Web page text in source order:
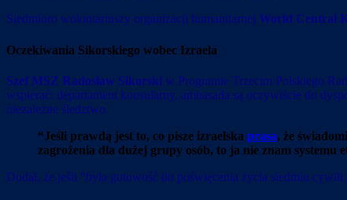
Siedmioro wolontariuszy organizacji humanitarnej World Central
Oczekiwania Sikorskiego wobec Izraela
Szef MSZ Radosław Sikorski w Programie Trzecim Polskiego
wspierać: departament konsularny, ambasada są oczywiście do
niezależne śledztwo.
“Jeśli prawdą jest to, co pisze izraelska prasa, że
zagrożenia dla dużej grupy osób, to ja nie znam systemu
Dodał, że jeśli “była gotowość do poświęcenia życia siedmiu